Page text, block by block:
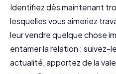
Identifiez dès maintenant
lesquelles vous aimeriez
leur vendre quelque chose
entamer la relation : suivez-
actualité, apportez de la